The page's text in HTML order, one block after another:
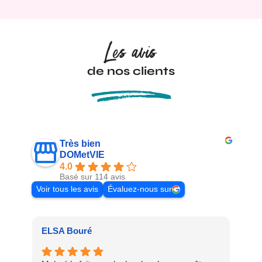
Les avis
de nos clients
Très bien
DOMetVIE
4.0
Basé sur 114 avis
Voir tous les avis
Évaluez-nous sur
ELSA Bouré